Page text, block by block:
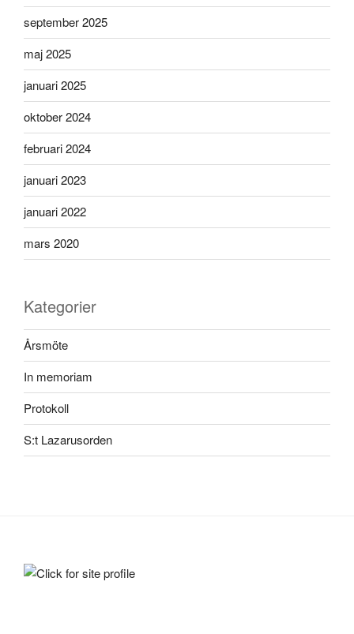
september 2025
maj 2025
januari 2025
oktober 2024
februari 2024
januari 2023
januari 2022
mars 2020
Kategorier
Årsmöte
In memoriam
Protokoll
S:t Lazarusorden